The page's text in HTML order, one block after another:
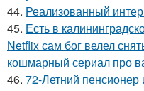
44. Реализованный
45. Есть в
Netflix сам бог велел
кошмарный сериал про
46. 72-Летний